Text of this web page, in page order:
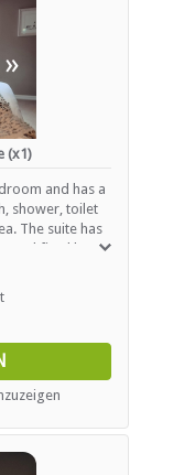
»
(x1)
and has a
shower, toilet
The suite has
fired hot